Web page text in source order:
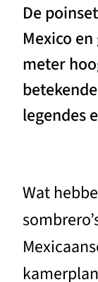
De
Mexico
meter
legendes
Wat